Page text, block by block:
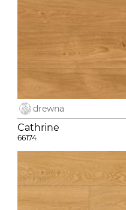
drewna
Cathrine
66174